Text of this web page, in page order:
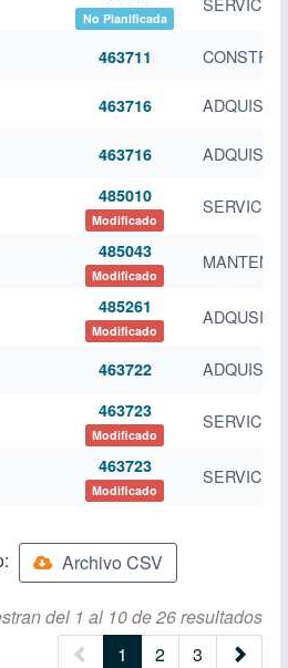
No Planificada
463711
463716
463716
485010
Modificado
SERVICIO
485043
Modificado
485261
Modificado
463722
463723
Modificado
SERVICIO
463723
Modificado
SERVICIO
Archivo CSV
del 1 al 10 de 26 resultados
1 (current)
2 3